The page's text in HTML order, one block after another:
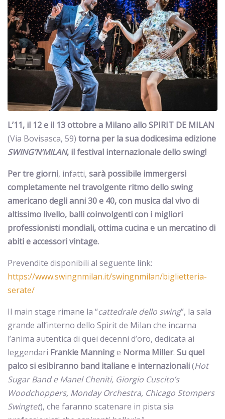
L’11, il 12 e il 13 ottobre a Milano allo SPIRIT DE MILAN
(Via Bovisasca, 59) torna per la sua dodicesima edizione
SWING’N’MILAN, il festival internazionale dello swing!
Per tre giorni, infatti, sarà possibile immergersi
completamente nel travolgente ritmo dello swing
americano degli anni 30 e 40, con musica dal vivo di
altissimo livello, balli coinvolgenti con i migliori
professionisti mondiali, ottima cucina e un mercatino di
abiti e accessori vintage.
Prevendite disponibili al seguente link:
https://www.swingnmilan.it/swingnmilan/biglietteria-
serate/
Il main stage rimane la “cattedrale dello swing”, la sala
grande all’interno dello Spirit de Milan che incarna
l’anima autentica di quei decenni d’oro, dedicata ai
leggendari Frankie Manninge Norma Miller. Su quel
palco si esibiranno band italiane e internazionali(Hot
Sugar Band e Manel Cheniti, Giorgio Cuscito’s
Woodchoppers, Monday Orchestra, Chicago Stompers
Swingtet), che faranno scatenare in pista sia